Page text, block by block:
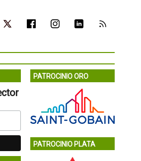
PATROCINIO ORO
PATROCINIO PLATA